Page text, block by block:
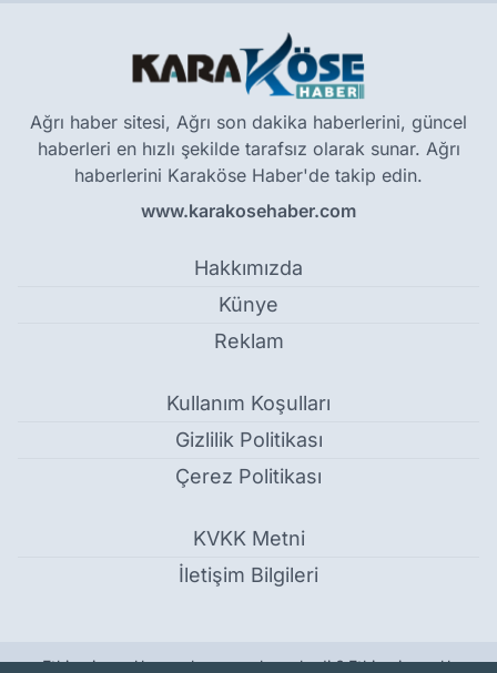
Ağrı haber sitesi, Ağrı son dakika haberlerini, güncel
haberleri en hızlı şekilde tarafsız olarak sunar. Ağrı
haberlerini Karaköse Haber'de takip edin.
www.karakosehaber.com
Hakkımızda
Künye
Reklam
Kullanım Koşulları
Gizlilik Politikası
Çerez Politikası
KVKK Metni
İletişim Bilgileri
Etkin pişmanlık uygulanan suçlar nelerdir? Etkin pişmanlık